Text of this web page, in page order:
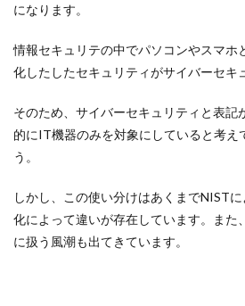
になります。
情報セキュリテの中でパソコンやスマホ
化したしたセキュリティがサイバーセキ
そのため、サイバーセキュリティと表記
的にIT機器のみを対象にしていると考え
う。
しかし、この使い分けはあくまでNIST
化によって違いが存在しています。また
に扱う風潮も出てきています。